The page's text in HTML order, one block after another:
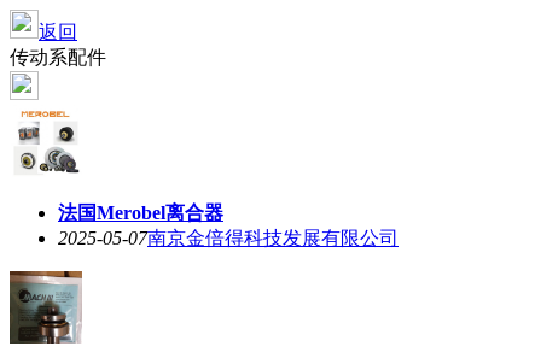
返回
传动系配件
法国Merobel离合器
2025-05-07南京金倍得科技发展有限公司